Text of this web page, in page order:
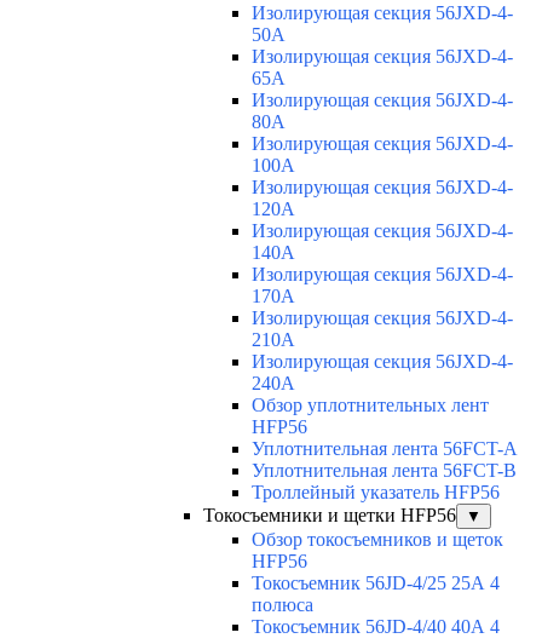
Изолирующая секция 56JXD-4-
50A
Изолирующая секция 56JXD-4-
65A
Изолирующая секция 56JXD-4-
80A
Изолирующая секция 56JXD-4-
100A
Изолирующая секция 56JXD-4-
120A
Изолирующая секция 56JXD-4-
140A
Изолирующая секция 56JXD-4-
170A
Изолирующая секция 56JXD-4-
210A
Изолирующая секция 56JXD-4-
240A
Обзор уплотнительных лент
HFP56
Уплотнительная лента 56FCT-A
Уплотнительная лента 56FCT-B
Троллейный указатель HFP56
Токосъемники и щетки HFP56
▼
Обзор токосъемников и щеток
HFP56
Токосъемник 56JD-4/25 25А 4
полюса
Токосъемник 56JD-4/40 40А 4